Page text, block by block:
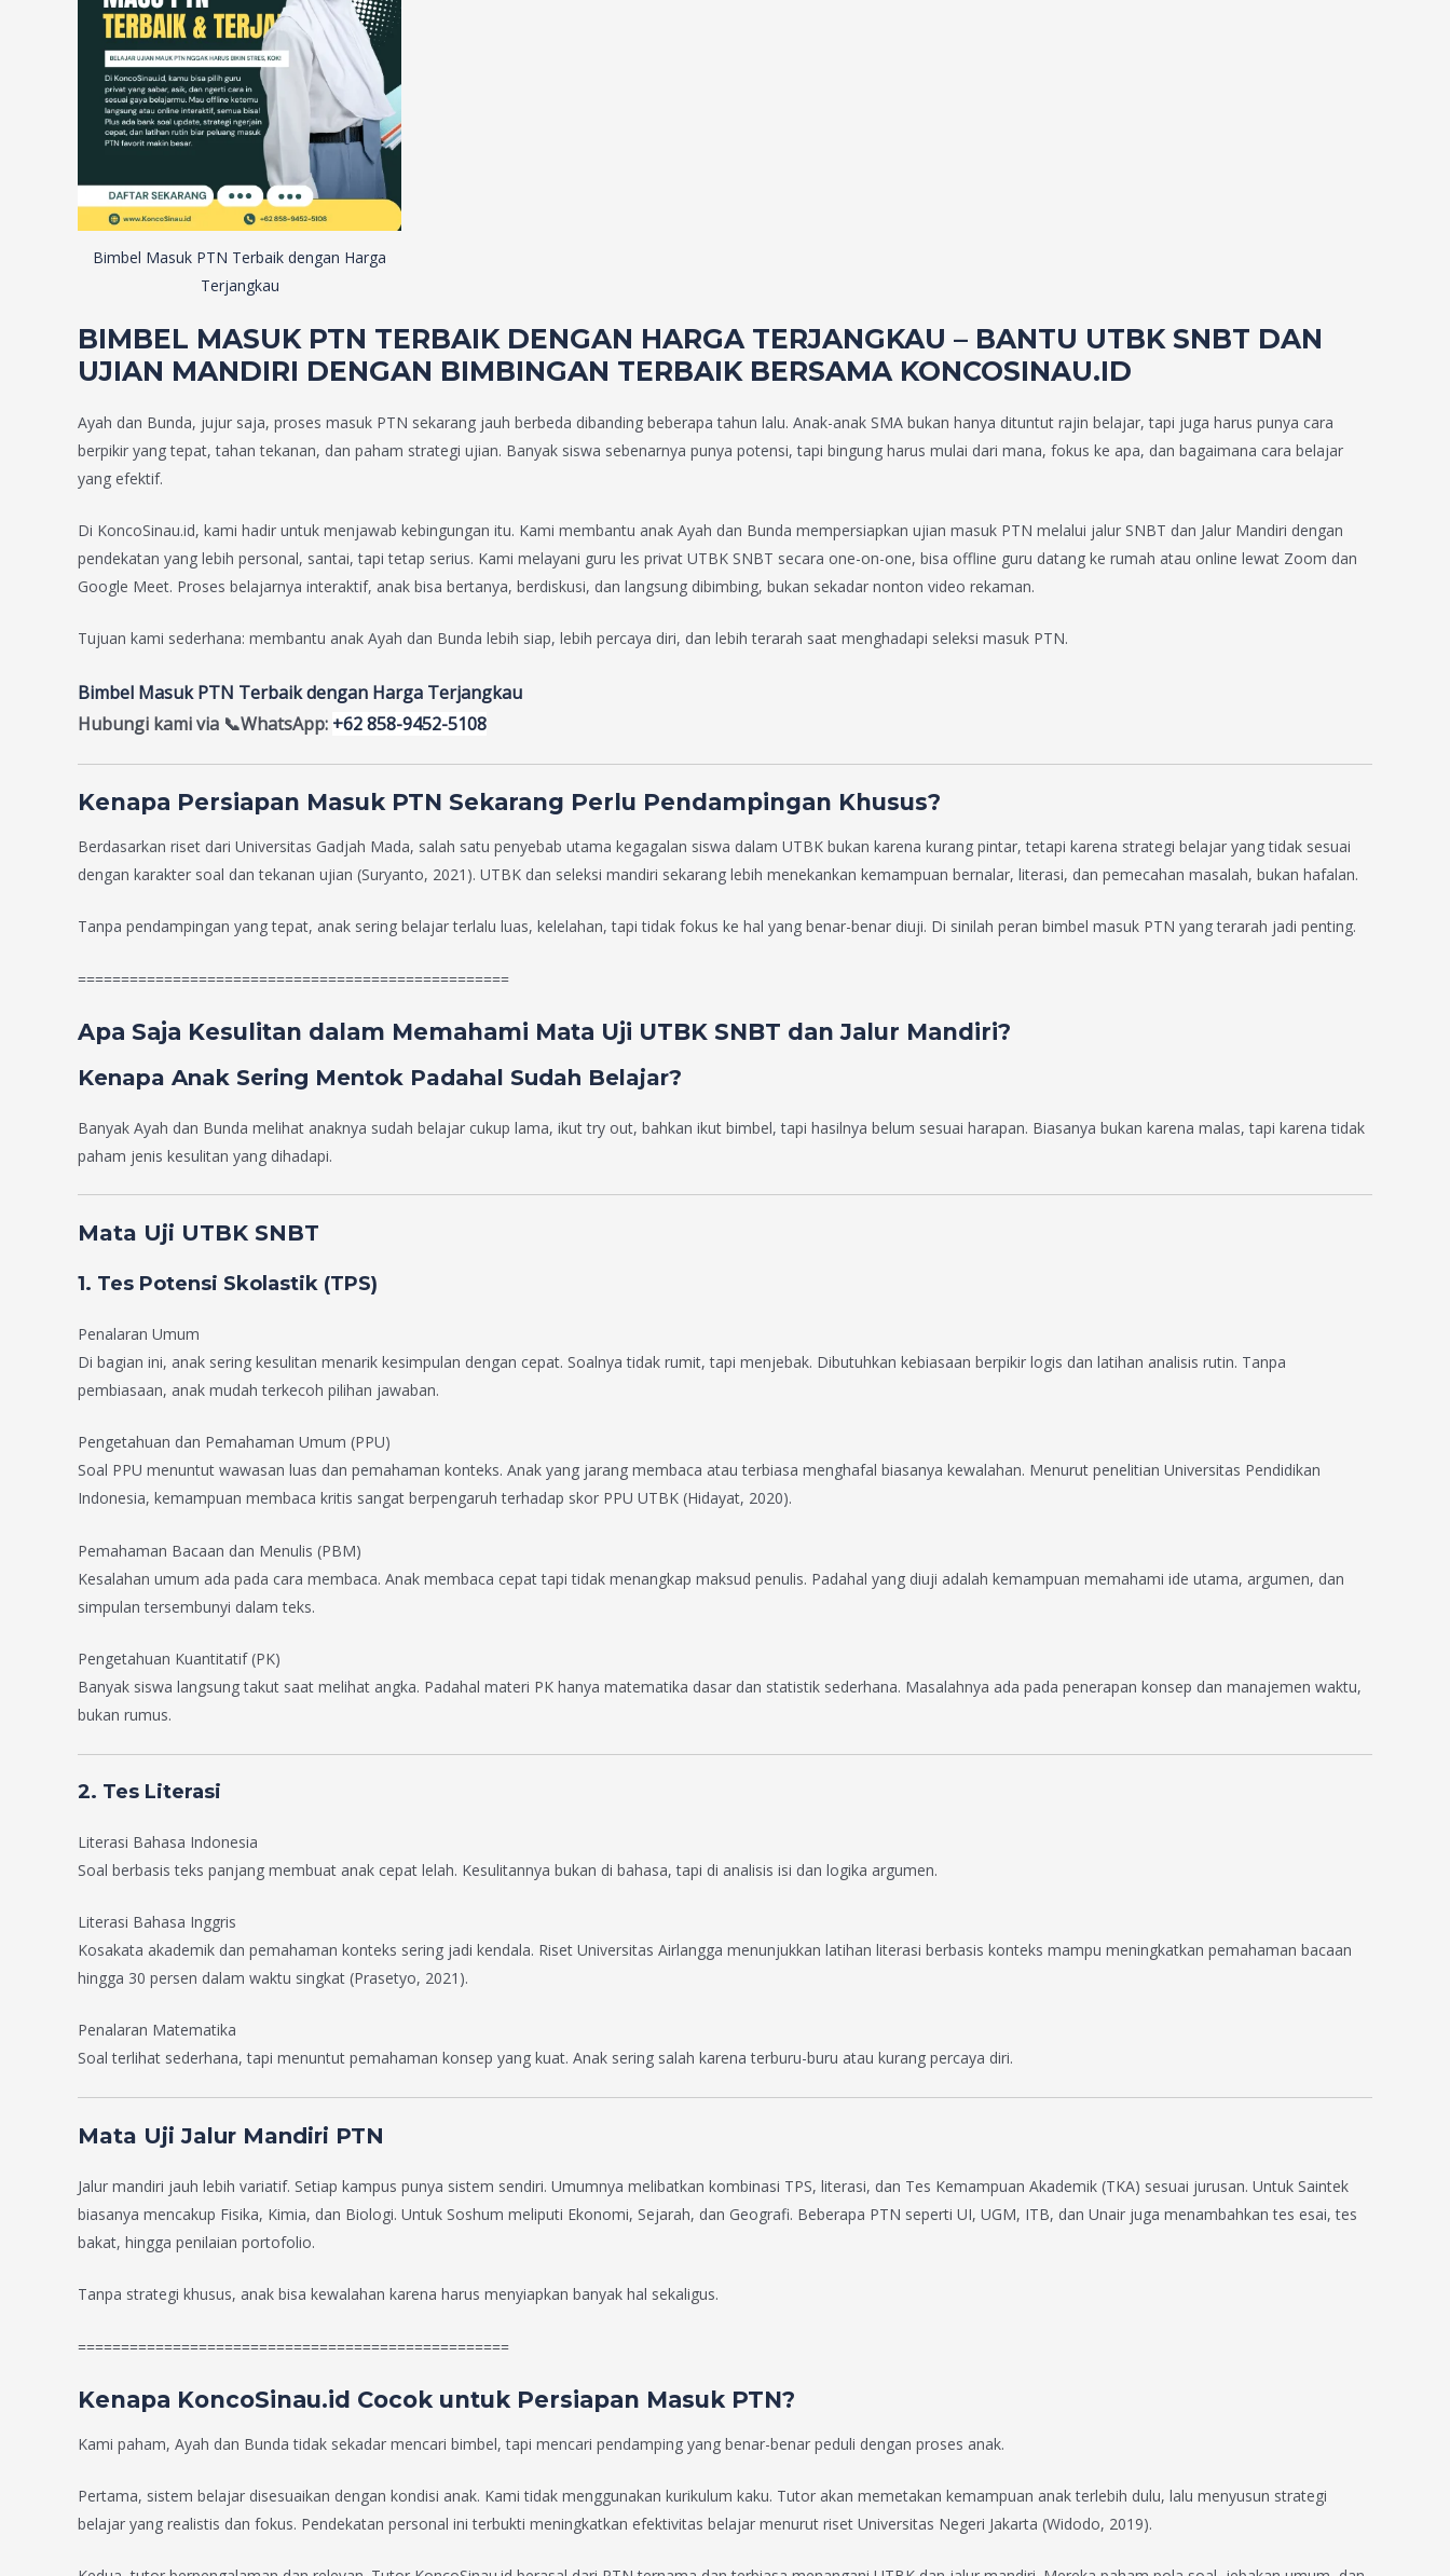
Bimbel Masuk PTN Terbaik dengan Harga
Terjangkau
BIMBEL MASUK PTN TERBAIK DENGAN HARGA TERJANGKAU – BANTU UTBK SNBT DAN
UJIAN MANDIRI DENGAN BIMBINGAN TERBAIK BERSAMA KONCOSINAU.ID
Ayah dan Bunda, jujur saja, proses masuk PTN sekarang jauh berbeda dibanding beberapa tahun lalu. Anak-anak SMA bukan hanya dituntut rajin belajar, tapi juga harus punya cara
berpikir yang tepat, tahan tekanan, dan paham strategi ujian. Banyak siswa sebenarnya punya potensi, tapi bingung harus mulai dari mana, fokus ke apa, dan bagaimana cara belajar
yang efektif.
Di KoncoSinau.id, kami hadir untuk menjawab kebingungan itu. Kami membantu anak Ayah dan Bunda mempersiapkan ujian masuk PTN melalui jalur SNBT dan Jalur Mandiri dengan
pendekatan yang lebih personal, santai, tapi tetap serius. Kami melayani guru les privat UTBK SNBT secara one-on-one, bisa offline guru datang ke rumah atau online lewat Zoom dan
Google Meet. Proses belajarnya interaktif, anak bisa bertanya, berdiskusi, dan langsung dibimbing, bukan sekadar nonton video rekaman.
Tujuan kami sederhana: membantu anak Ayah dan Bunda lebih siap, lebih percaya diri, dan lebih terarah saat menghadapi seleksi masuk PTN.
Bimbel Masuk PTN Terbaik dengan Harga Terjangkau
Hubungi kami via 📞WhatsApp: +62 858-9452-5108
Kenapa Persiapan Masuk PTN Sekarang Perlu Pendampingan Khusus?
Berdasarkan riset dari Universitas Gadjah Mada, salah satu penyebab utama kegagalan siswa dalam UTBK bukan karena kurang pintar, tetapi karena strategi belajar yang tidak sesuai
dengan karakter soal dan tekanan ujian (Suryanto, 2021). UTBK dan seleksi mandiri sekarang lebih menekankan kemampuan bernalar, literasi, dan pemecahan masalah, bukan hafalan.
Tanpa pendampingan yang tepat, anak sering belajar terlalu luas, kelelahan, tapi tidak fokus ke hal yang benar-benar diuji. Di sinilah peran bimbel masuk PTN yang terarah jadi penting.
==================================================
Apa Saja Kesulitan dalam Memahami Mata Uji UTBK SNBT dan Jalur Mandiri?
Kenapa Anak Sering Mentok Padahal Sudah Belajar?
Banyak Ayah dan Bunda melihat anaknya sudah belajar cukup lama, ikut try out, bahkan ikut bimbel, tapi hasilnya belum sesuai harapan. Biasanya bukan karena malas, tapi karena tidak
paham jenis kesulitan yang dihadapi.
Mata Uji UTBK SNBT
1. Tes Potensi Skolastik (TPS)
Penalaran Umum
Di bagian ini, anak sering kesulitan menarik kesimpulan dengan cepat. Soalnya tidak rumit, tapi menjebak. Dibutuhkan kebiasaan berpikir logis dan latihan analisis rutin. Tanpa
pembiasaan, anak mudah terkecoh pilihan jawaban.
Pengetahuan dan Pemahaman Umum (PPU)
Soal PPU menuntut wawasan luas dan pemahaman konteks. Anak yang jarang membaca atau terbiasa menghafal biasanya kewalahan. Menurut penelitian Universitas Pendidikan
Indonesia, kemampuan membaca kritis sangat berpengaruh terhadap skor PPU UTBK (Hidayat, 2020).
Pemahaman Bacaan dan Menulis (PBM)
Kesalahan umum ada pada cara membaca. Anak membaca cepat tapi tidak menangkap maksud penulis. Padahal yang diuji adalah kemampuan memahami ide utama, argumen, dan
simpulan tersembunyi dalam teks.
Pengetahuan Kuantitatif (PK)
Banyak siswa langsung takut saat melihat angka. Padahal materi PK hanya matematika dasar dan statistik sederhana. Masalahnya ada pada penerapan konsep dan manajemen waktu,
bukan rumus.
2. Tes Literasi
Literasi Bahasa Indonesia
Soal berbasis teks panjang membuat anak cepat lelah. Kesulitannya bukan di bahasa, tapi di analisis isi dan logika argumen.
Literasi Bahasa Inggris
Kosakata akademik dan pemahaman konteks sering jadi kendala. Riset Universitas Airlangga menunjukkan latihan literasi berbasis konteks mampu meningkatkan pemahaman bacaan
hingga 30 persen dalam waktu singkat (Prasetyo, 2021).
Penalaran Matematika
Soal terlihat sederhana, tapi menuntut pemahaman konsep yang kuat. Anak sering salah karena terburu-buru atau kurang percaya diri.
Mata Uji Jalur Mandiri PTN
Jalur mandiri jauh lebih variatif. Setiap kampus punya sistem sendiri. Umumnya melibatkan kombinasi TPS, literasi, dan Tes Kemampuan Akademik (TKA) sesuai jurusan. Untuk Saintek
biasanya mencakup Fisika, Kimia, dan Biologi. Untuk Soshum meliputi Ekonomi, Sejarah, dan Geografi. Beberapa PTN seperti UI, UGM, ITB, dan Unair juga menambahkan tes esai, tes
bakat, hingga penilaian portofolio.
Tanpa strategi khusus, anak bisa kewalahan karena harus menyiapkan banyak hal sekaligus.
==================================================
Kenapa KoncoSinau.id Cocok untuk Persiapan Masuk PTN?
Kami paham, Ayah dan Bunda tidak sekadar mencari bimbel, tapi mencari pendamping yang benar-benar peduli dengan proses anak.
Pertama, sistem belajar disesuaikan dengan kondisi anak. Kami tidak menggunakan kurikulum kaku. Tutor akan memetakan kemampuan anak terlebih dulu, lalu menyusun strategi
belajar yang realistis dan fokus. Pendekatan personal ini terbukti meningkatkan efektivitas belajar menurut riset Universitas Negeri Jakarta (Widodo, 2019).